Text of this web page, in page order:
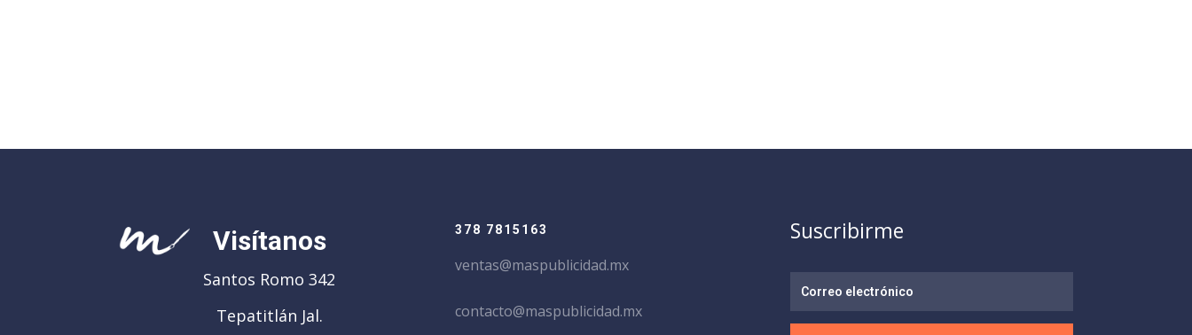
Visítanos
Santos Romo 342
Tepatitlán Jal.
378 7815163
ventas@maspublicidad.mx
contacto@maspublicidad.mx
Suscribirme